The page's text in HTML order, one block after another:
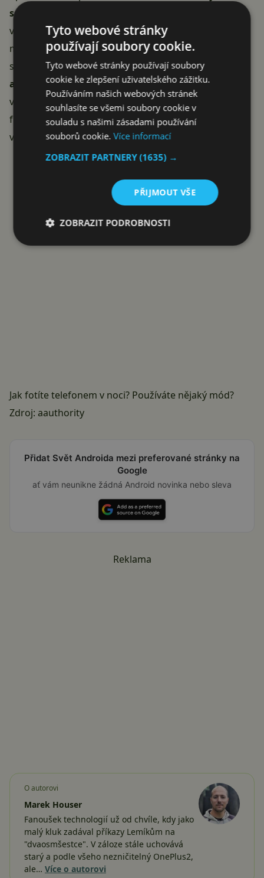
sekvencí
výsledek. Pro pořízení jednoho snímku tedy počítejte
minimálně se čtyřmi minutami focení a dalším
softwarovým procesem. Focení tonení úplně rychlé,
ale výsledky rozhodně stojí za to. Nyní můžeme
vyzkoušet Astro mód i pro Pixel 3. Přesnému popisu
funkcí Astro módu v telefonech Pixel se budeme brzy
věnovat.
Reklama
Jak fotíte telefonem v noci? Používáte nějaký mód?
Zdroj: aauthority
Přidat Svět Androida mezi preferované stránky na
Google
ať vám neunikne žádná Android novinka nebo sleva
Reklama
O autorovi
Marek Houser
Fanoušek technologií už od chvíle, kdy jako
malý kluk zadával příkazy Lemíkům na
"dvaosmšestce". V záloze stále uchovává
starý a podle všeho nezničitelný OnePlus2,
ale… Více o autorovi
Tyto webové stránky
používají soubory cookie.
Tyto webové stránky používají soubory
cookie ke zlepšení uživatelského zážitku.
Používáním našich webových stránek
souhlasíte se všemi soubory cookie v
souladu s našimi zásadami používání
souborů cookie.Více informací
ZOBRAZIT PARTNERY(1635) →
PŘIJMOUT VŠE
ZOBRAZIT PODROBNOSTI